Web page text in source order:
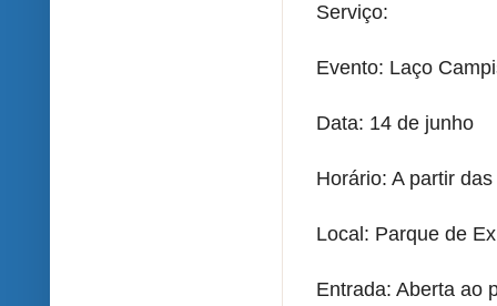
Serviço:
Evento: Laço
Data: 14 de junho
Horário: A partir
Local: Parque de
Entrada: Aberta ao